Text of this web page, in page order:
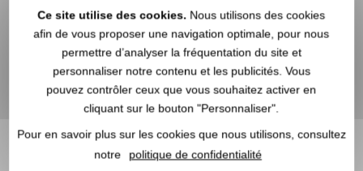
Ce site utilise des cookies. Nous utilisons des cookies
afin de vous proposer une navigation optimale, pour nous
permettre d’analyser la fréquentation du site et
personnaliser notre contenu et les publicités. Vous
pouvez contrôler ceux que vous souhaitez activer en
cliquant sur le bouton "Personnaliser".
Pour en savoir plus sur les cookies que nous utilisons, consultez
notre
politique de confidentialité